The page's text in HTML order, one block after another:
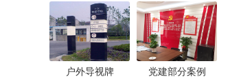
户外导视牌 党建部分案例